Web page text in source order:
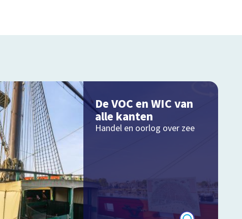
De VOC en WIC van
alle kanten
Handel en oorlog over zee